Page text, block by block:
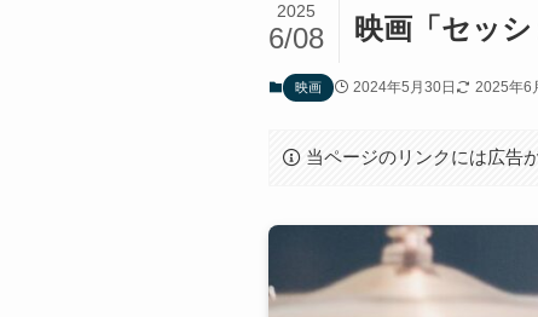
映画「セッ
2025
6/08
映画 2024年5月30日 2025年6
当ページのリンクには広告